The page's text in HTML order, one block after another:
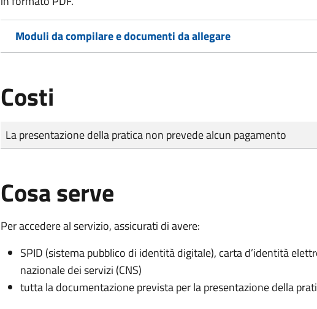
Moduli da compilare e documenti da allegare
Costi
Tipo di pagamento
Importo
La presentazione della pratica non prevede alcun pagamento
Cosa serve
Per accedere al servizio, assicurati di avere:
SPID (sistema pubblico di identità digitale), carta d’identità
nazionale dei servizi (CNS)
tutta la documentazione prevista per la presentazione della